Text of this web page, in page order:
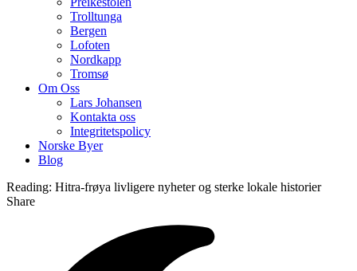
Trolltunga
Bergen
Lofoten
Nordkapp
Tromsø
Om Oss
Lars Johansen
Kontakta oss
Integritetspolicy
Norske Byer
Blog
Reading: Hitra-frøya livligere nyheter og sterke lokale historier
Share